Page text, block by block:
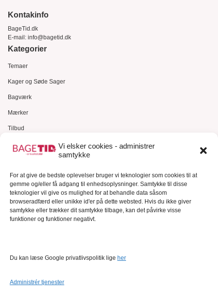
Vi elsker cookies - administrer
samtykke
For at give de bedste oplevelser bruger vi teknologier som cookies til at
gemme og/eller få adgang til enhedsoplysninger. Samtykke til disse
teknologier vil give os mulighed for at behandle data såsom
browseradfærd eller unikke id'er på dette websted. Hvis du ikke giver
samtykke eller trækker dit samtykke tilbage, kan det påvirke visse
funktioner og funktioner negativt.
Du kan læse Google privatlivspolitik lige her
Administrér tjenester
Kontakinfo
BageTid.dk
E-mail: info@bagetid.dk
Kategorier
Temaer
Kager og Søde Sager
Bagværk
Mærker
Tilbud
Gavekort
Kundeservice
Kundeservice
FAQ – Ofte stillede spørgsmål
Om Bagetid.dk
Se Fødevarestyrelsens smiley-rapporter